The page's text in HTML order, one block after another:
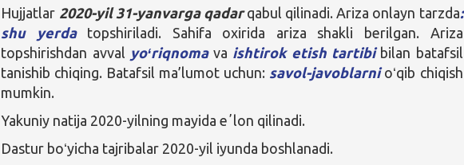
Hujjatlar 2020-yil 31-yanvarga qadarqabul qilinadi. Ariza onlayn tarzda:
shu yerdatopshiriladi. Sahifa oxirida ariza shakli berilgan. Ariza
topshirishdan avval yoʻriqnomava ishtirok etish tartibibilan batafsil
tanishib chiqing. Batafsil ma’lumot uchun: savol-javoblarnioʻqib chiqish
mumkin.
Yakuniy natija 2020-yilning mayida eʼlon qilinadi.
Dastur boʻyicha tajribalar 2020-yil iyunda boshlanadi.